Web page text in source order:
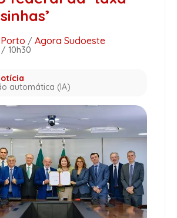
/ Agora Sudoeste
/ 10h30
automática (IA)